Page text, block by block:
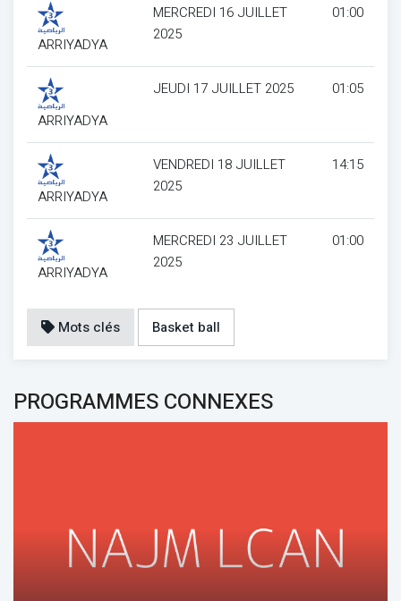
ARRIYADYA
MERCREDI 16 JUILLET
2025
01:00
ARRIYADYA
JEUDI 17 JUILLET 2025 01:05
ARRIYADYA
VENDREDI 18 JUILLET
2025
14:15
ARRIYADYA
MERCREDI 23 JUILLET
2025
01:00
Mots clés Basket ball
PROGRAMMES CONNEXES